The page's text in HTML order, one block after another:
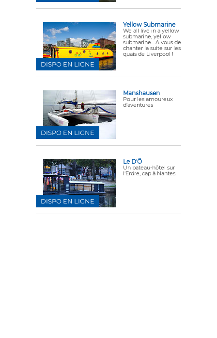
Yellow Submarine
We all live in a yellow
submarine, yellow
submarine... A vous de
chanter la suite sur les
quais de Liverpool !
DISPO EN LIGNE
Manshausen
Pour les amoureux
d'aventures
DISPO EN LIGNE
Le D'Ô
Un bateau-hôtel sur
l'Erdre, cap à Nantes.
DISPO EN LIGNE